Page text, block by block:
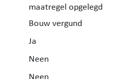
maatregel opgelegd
Bouw vergund
Ja
Neen
Neen